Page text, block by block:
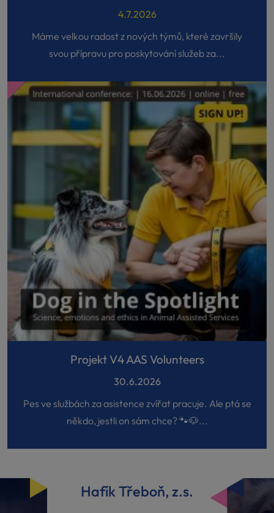
4.7.2026
Máme velkou radost z nových týmů, které završily
svou přípravu pro poskytování služeb za...
Projekt V4 AAS Volunteers
30.6.2026
Pes ve službách za asistence zvířat pracuje. Ale ptá se
někdo, jestli on sám chce? 🐾🐶...
Hafík Třeboň, z.s.